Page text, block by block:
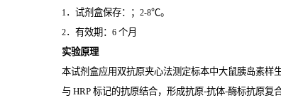
1．试剂盒保存：； 2-8℃。
2．有效期： 6 个月
实验原理
本试剂盒应用双抗原夹心法测定标本中大鼠胰岛素样
与 HRP 标记的抗原结合，形成抗原-抗体-酶标抗原复